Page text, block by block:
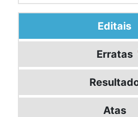
Editais
Erratas
Atas